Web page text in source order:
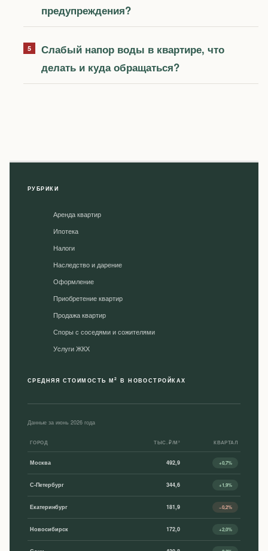
предупреждения?
Слабый напор воды в квартире, что
делать и куда обращаться?
РУБРИКИ
Аренда квартир
Ипотека
Налоги
Наследство и дарение
Оформление
Приобретение квартир
Продажа квартир
Споры с соседями и сожителями
Уcлуги ЖКХ
СРЕДНЯЯ СТОИМОСТЬ М2 В НОВОСТРОЙКАХ
Данные за июнь 2026 года
ГОРОД ТЫС. ₽/М² КВАРТАЛ
Москва 492,9 +0,7%
С-Петербург 344,6 +1,9%
Екатеринбург 181,9 −0,2%
Новосибирск 172,0 +2,0%